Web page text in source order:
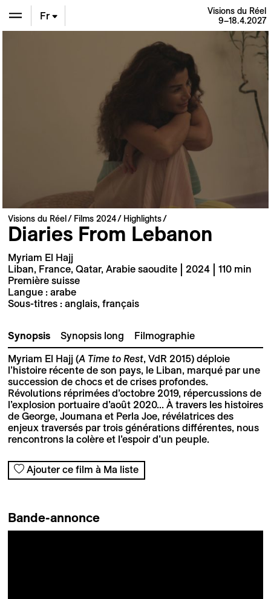
Fr
Visions du Réel
9–18.4.2027
Visions du Réel Films 2024 Highlights
Diaries From Lebanon
Myriam El Hajj
Liban, France, Qatar, Arabie saoudite | 2024 | 110 min
Première suisse
Langue : arabe
Sous-titres : anglais, français
Synopsis Synopsis long Filmographie
Myriam El Hajj (A Time to Rest, VdR 2015) déploie
l’histoire récente de son pays, le Liban, marqué par une
succession de chocs et de crises profondes.
Révolutions réprimées d’octobre 2019, répercussions de
l’explosion portuaire d’août 2020... À travers les histoires
de George, Joumana et Perla Joe, révélatrices des
enjeux traversés par trois générations différentes, nous
rencontrons la colère et l’espoir d’un peuple.
Ajouter ce film à Ma liste
Bande-annonce